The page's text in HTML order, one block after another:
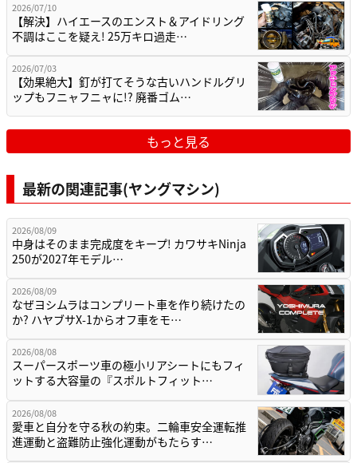
2026/07/10
【解決】ハイエースのエンスト＆アイドリング
不調はここを疑え! 25万キロ過走…
2026/07/03
【効果絶大】釘が打てそうな古いハンドルグリ
ップもフニャフニャに!? 廃番ゴム…
もっと見る
最新の関連記事(ヤングマシン)
2026/08/09
中身はそのまま完成度をキープ! カワサキNinja
250が2027年モデル…
2026/08/09
なぜヨシムラはコンプリート車を作り続けたの
か? ハヤブサX-1からオフ車をモ…
2026/08/08
スーパースポーツ車の極小リアシートにもフィ
ットする大容量の『スポルトフィット…
2026/08/08
愛車と自分を守る秋の約束。二輪車安全運転推
進運動と盗難防止強化運動がもたらす…